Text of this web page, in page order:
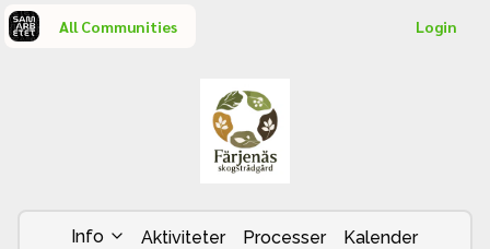
All Communities Login
Info Aktiviteter Processer
Kalender